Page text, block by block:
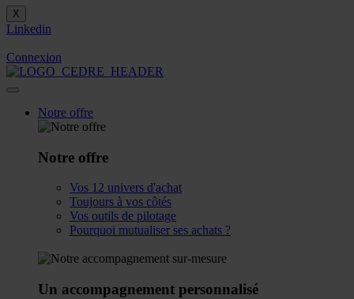
X
Linkedin
Connexion
Notre offre
Notre offre
Vos 12 univers d'achat
Toujours à vos côtés
Vos outils de pilotage
Pourquoi mutualiser ses achats ?
Un accompagnement personnalisé